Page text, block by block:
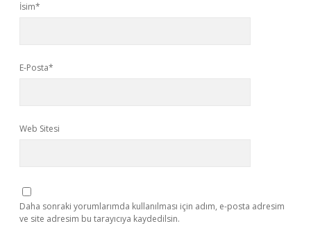
İsim*
E-Posta*
Web Sitesi
Daha sonraki yorumlarımda kullanılması için adım, e-posta adresim
ve site adresim bu tarayıcıya kaydedilsin.